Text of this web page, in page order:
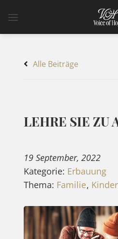
Inhalt
Alle Beiträge
LEHRE SIE ZU
19 September, 2022
Kategorie: Erbauung
Thema: Familie,